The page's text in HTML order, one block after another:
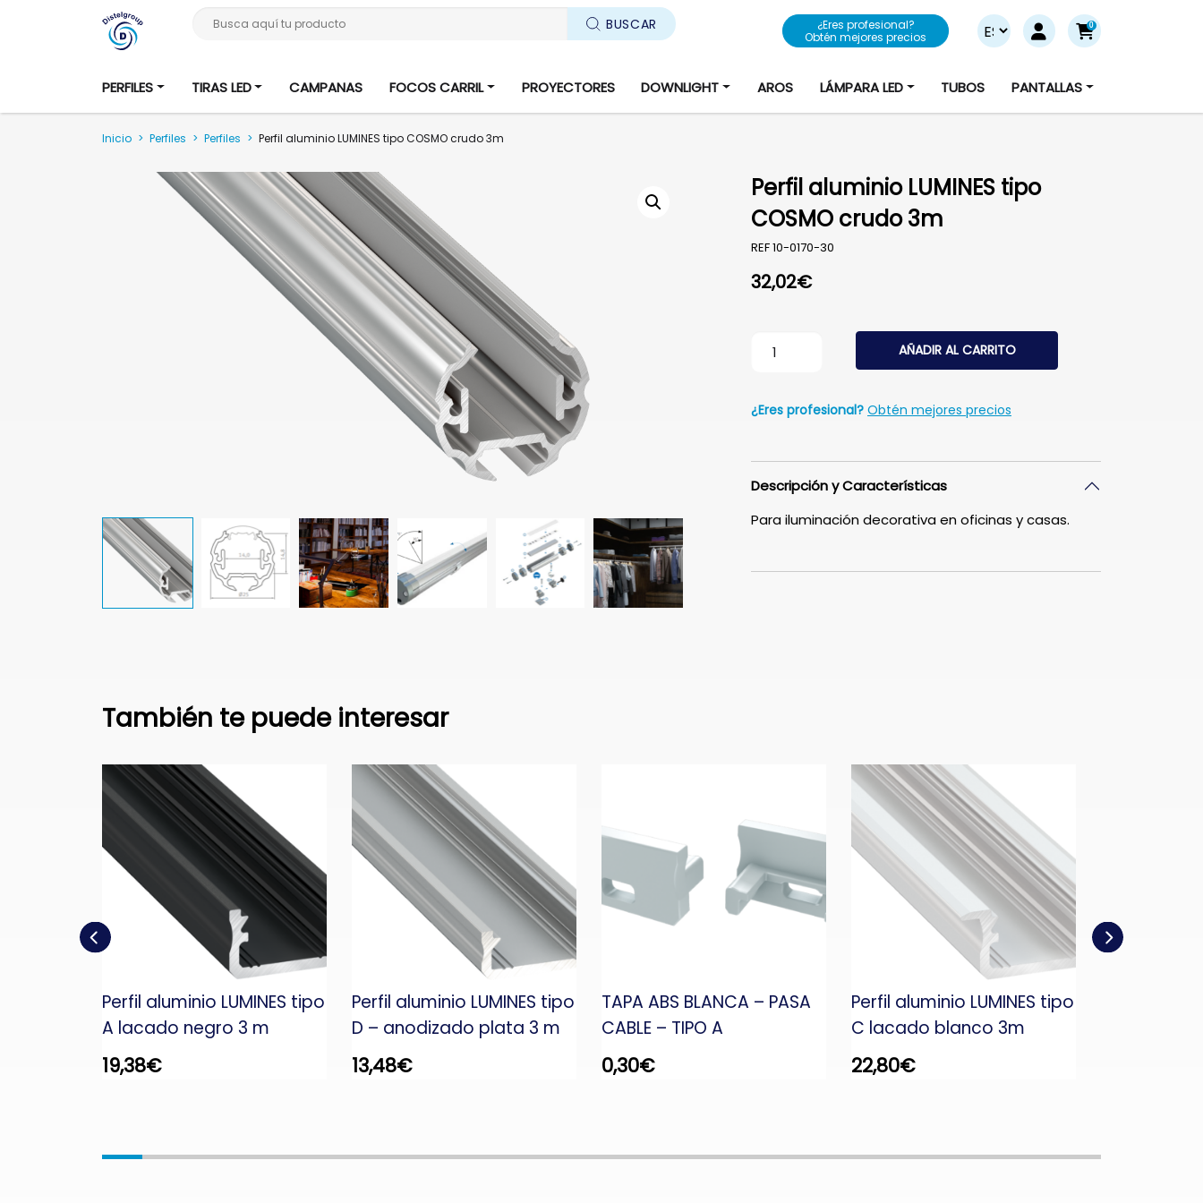
Busca aquí tu producto BUSCAR
¿Eres profesional?
Obtén mejores precios
0
PERFILES TIRAS LED CAMPANAS FOCOS CARRIL PROYECTORES DOWNLIGHT AROS LÁMPARA LED TUBOS PANTALLAS
Inicio > Perfiles > Perfiles > Perfil aluminio LUMINES tipo COSMO crudo 3m
Perfil aluminio LUMINES tipo
COSMO crudo 3m
REF10-0170-30
32,02€
Perfil aluminio LUMINES tipo COSMO crudo 3m cantidad
AÑADIR AL CARRITO
¿Eres profesional? Obtén mejores precios
Descripción y Características
Para iluminación decorativa en oficinas y casas.
También te puede interesar
Perfil aluminio LUMINES tipo
A lacado negro 3 m
19,38€
Perfil aluminio LUMINES tipo
D – anodizado plata 3 m
13,48€
TAPA ABS BLANCA – PASA
CABLE – TIPO A
0,30€
Perfil aluminio LUMINES tipo
C lacado blanco 3m
22,80€